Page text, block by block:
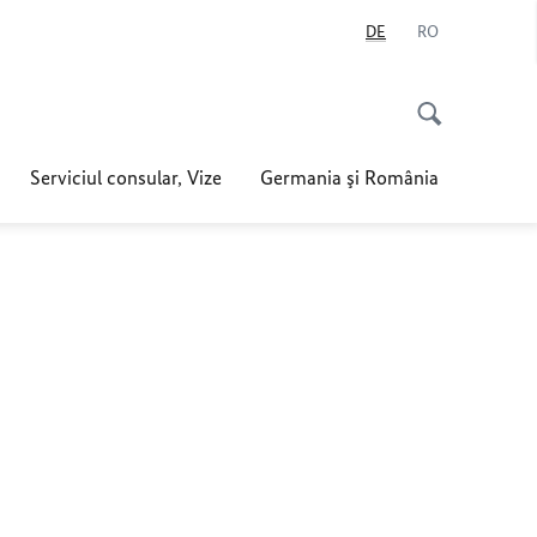
DE RO
Serviciul consular, Vize Germania şi România